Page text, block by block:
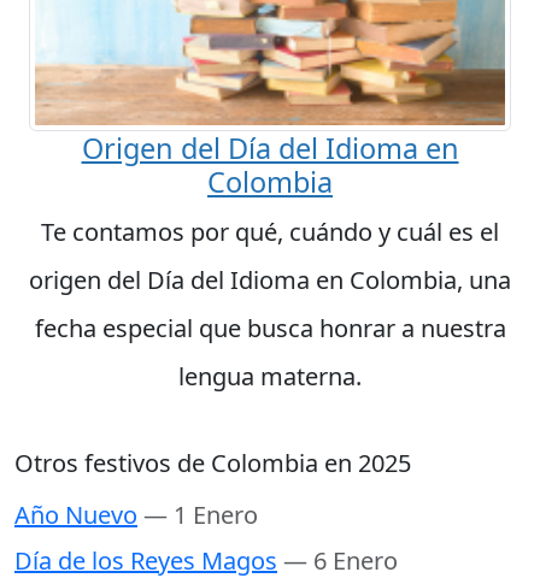
Origen del Día del Idioma en
Colombia
Te contamos por qué, cuándo y cuál es el
origen del Día del Idioma en Colombia, una
fecha especial que busca honrar a nuestra
lengua materna.
Otros festivos de Colombia en 2025
Año Nuevo — 1 Enero
Día de los Reyes Magos — 6 Enero